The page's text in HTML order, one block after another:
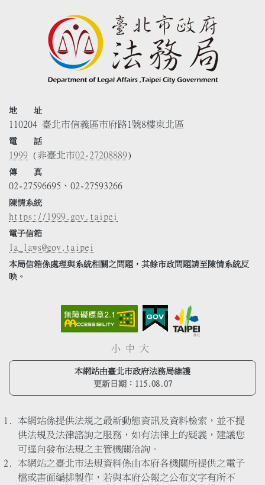
地 址
110204 臺北市信義區市府路1號8樓東北區
電 話
1999 (非臺北市02-27208889)
傳 真
02-27596695、02-27593266
陳情系統
https://1999.gov.taipei
電子信箱
la_laws@gov.taipei
本局信箱係處理與系統相關之問題，其餘市政問題請至陳情系統反
映。
小 中 大
本網站由臺北市政府法務局維護
更新日期： 115.08.07
本網站係提供法規之最新動態資訊及資料檢索，並不提
供法規及法律諮詢之服務，如有法律上的疑義，建議您
可逕向發布法規之主管機關洽詢。
本網站之臺北市法規資料係由本府各機關所提供之電子
檔或書面編排製作，若與本府公報之公布文字有所不